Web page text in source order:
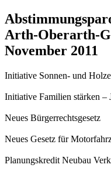
Arth-Oberarth-
November 2011
Initiative Sonnen- und
Initiative Familien stärken –
Neues Bürgerrechtsgesetz
Neues Gesetz für
Planungskredit Neubau